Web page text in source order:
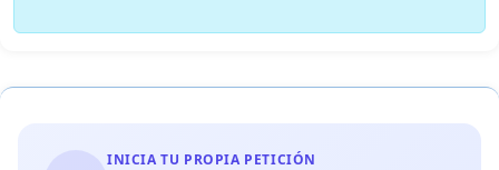
INICIA TU PROPIA PETICIÓN